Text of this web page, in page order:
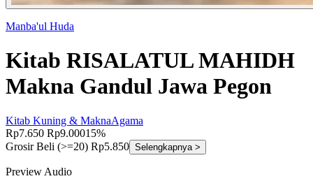
Manba'ul Huda
Kitab RISALATUL MAHIDH
Makna Gandul Jawa Pegon
Kitab Kuning & MaknaAgama
Rp7.650 Rp9.00015%
GrosirBeli (>=20) Rp5.850 Selengkapnya >
Preview Audio